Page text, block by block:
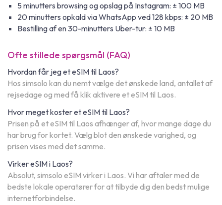
5 minutters browsing og opslag på Instagram: ± 100 MB
20 minutters opkald via WhatsApp ved 128 kbps: ± 20 MB
Bestilling af en 30-minutters Uber-tur: ± 10 MB
Ofte stillede spørgsmål (FAQ)
Hvordan får jeg et eSIM til Laos?
Hos simsolo kan du nemt vælge det ønskede land, antallet af
rejsedage og med få klik aktivere et eSIM til Laos.
Hvor meget koster et eSIM til Laos?
Prisen på et eSIM til Laos afhænger af, hvor mange dage du
har brug for kortet. Vælg blot den ønskede varighed, og
prisen vises med det samme.
Virker eSIM i Laos?
Absolut, simsolo eSIM virker i Laos. Vi har aftaler med de
bedste lokale operatører for at tilbyde dig den bedst mulige
internetforbindelse.